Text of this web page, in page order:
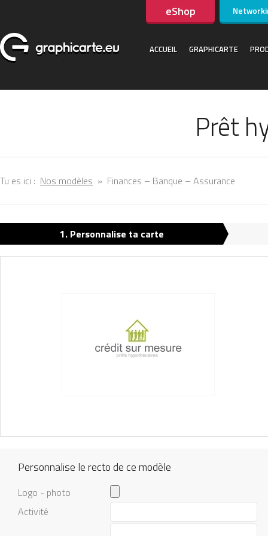
eShop
ACCUEIL GRAPHICARTE
Prêt
Tu es ici : Nos modèles » Finances – Banque – Assurance
1. Personnalise ta carte
Personnalise le recto de ce modèle
Logo - photo
Activité